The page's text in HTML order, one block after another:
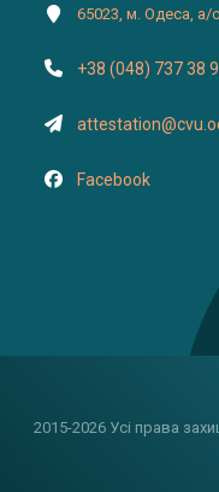
65023, м. Одеса, а/
+38 (048) 737 38
Facebook
2015-2026 Усі права